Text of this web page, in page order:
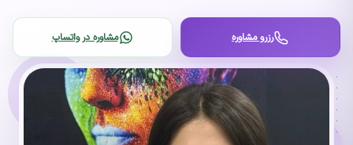
رزرو مشاوره مشاوره در واتساپ